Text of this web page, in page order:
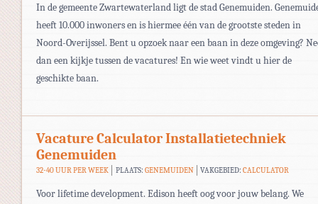
In de gemeente Zwartewaterland ligt de stad Genemuiden.
heeft 10.000 inwoners en is hiermee één van de grootste steden in
Noord-Overijssel. Bent u opzoek naar een baan in deze omgeving?
dan een kijkje tussen de vacatures! En wie weet vindt u hier de
geschikte baan.
Vacature Calculator Installatietechniek
Genemuiden
32-40 UUR PER WEEK PLAATS: GENEMUIDEN VAKGEBIED:CALCULATOR
Voor lifetime development. Edison heeft oog voor jouw belang. We